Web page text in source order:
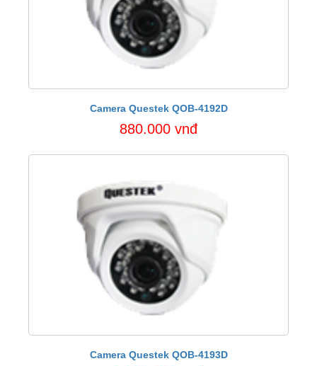
Camera Questek QOB-4192D
880.000 vnđ
Camera Questek QOB-4193D